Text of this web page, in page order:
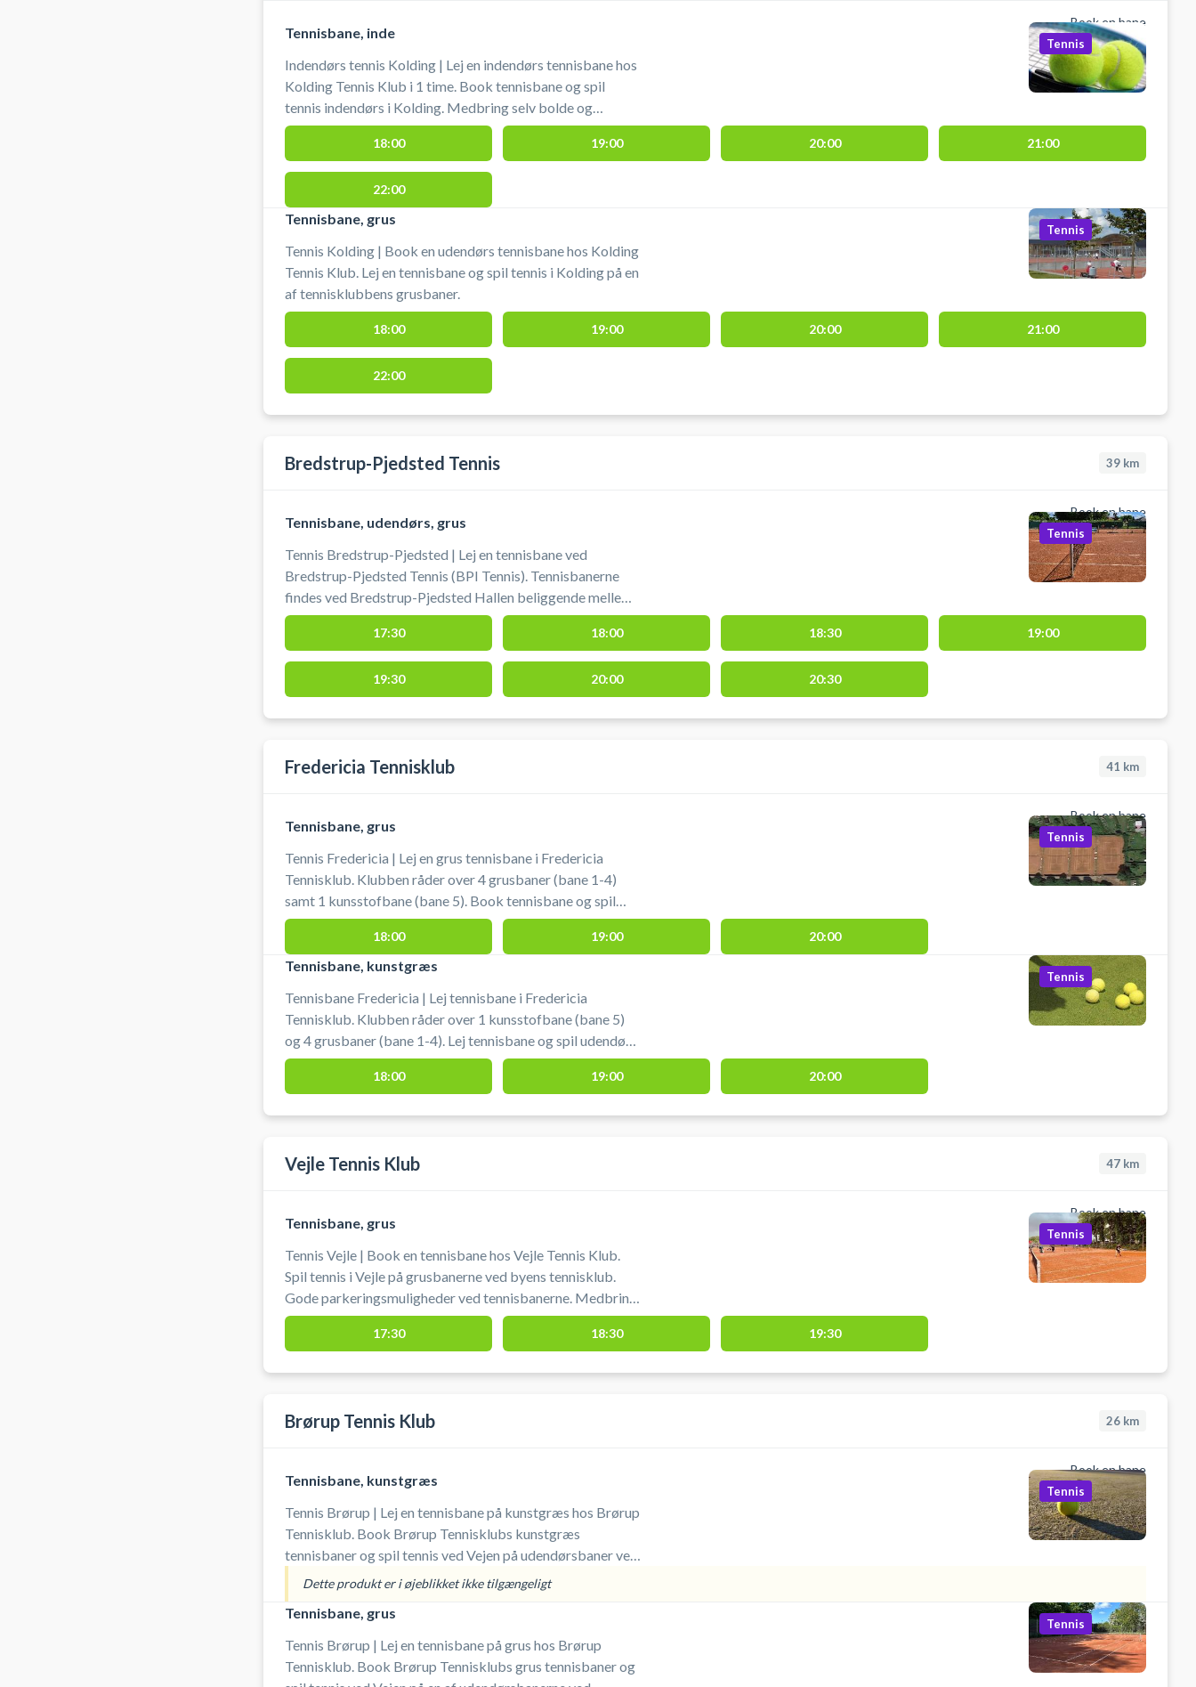
Book en bane
Tennisbane, inde
Indendørs tennis Kolding | Lej en indendørs tennisbane hos
Kolding Tennis Klub i 1 time. Book tennisbane og spil
tennis indendørs i Kolding. Medbring selv bolde og
ketchere.
Tennis
18:00 19:00 20:00 21:00
22:00
Tennisbane, grus
Tennis Kolding | Book en udendørs tennisbane hos Kolding
Tennis Klub. Lej en tennisbane og spil tennis i Kolding på en
af tennisklubbens grusbaner.
Tennis
18:00 19:00 20:00 21:00
22:00
Bredstrup-Pjedsted Tennis 39 km
Book en bane
Tennisbane, udendørs, grus
Tennis Bredstrup-Pjedsted | Lej en tennisbane ved
Bredstrup-Pjedsted Tennis (BPI Tennis). Tennisbanerne
findes ved Bredstrup-Pjedsted Hallen beliggende mellem
Bredstrup og Pjedsted ikke langt fra Fredericia. Book en
tennisbane og spil tennis ved Fredericia på grusbanerne
ved BPI Tennis. Der er gratis parkeringsmuligheder ved
tennisanlægget på parkeringspladsen mellem hallen og
Tennis
17:30 18:00 18:30 19:00
19:30 20:00 20:30
Fredericia Tennisklub 41 km
Book en bane
Tennisbane, grus
Tennis Fredericia | Lej en grus tennisbane i Fredericia
Tennisklub. Klubben råder over 4 grusbaner (bane 1-4)
samt 1 kunsstofbane (bane 5). Book tennisbane og spil
tennis i Fredericia på udendørs tennisbaner med fin
beliggenhed i Fredericia.
Tennis
18:00 19:00 20:00
Tennisbane, kunstgræs
Tennisbane Fredericia | Lej tennisbane i Fredericia
Tennisklub. Klubben råder over 1 kunsstofbane (bane 5)
og 4 grusbaner (bane 1-4). Lej tennisbane og spil udendørs
tennis i Fredericia på tennisbanerne ved tennisklubben i
Tennis
18:00 19:00 20:00
Vejle Tennis Klub 47 km
Book en bane
Tennisbane, grus
Tennis Vejle | Book en tennisbane hos Vejle Tennis Klub.
Spil tennis i Vejle på grusbanerne ved byens tennisklub.
Gode parkeringsmuligheder ved tennisbanerne. Medbring
selv ketcher og bolde.
Tennis
17:30 18:30 19:30
Brørup Tennis Klub 26 km
Book en bane
Tennisbane, kunstgræs
Tennis Brørup | Lej en tennisbane på kunstgræs hos Brørup
Tennisklub. Book Brørup Tennisklubs kunstgræs
tennisbaner og spil tennis ved Vejen på udendørsbaner ved
tennisklubbens i Brørup. Medbring selv ketcher og bolde.
Tennis
Dette produkt er i øjeblikket ikke tilgængeligt
Tennisbane, grus
Tennis Brørup | Lej en tennisbane på grus hos Brørup
Tennisklub. Book Brørup Tennisklubs grus tennisbaner og
Tennis